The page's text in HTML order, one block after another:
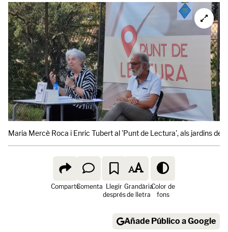
Maria Mercè Roca i Enric Tubert al 'Punt de Lectura', als jardins de
ComparteComenta Llegir
després
Grandària
de lletra
Color de
fons
Añade Público a Google